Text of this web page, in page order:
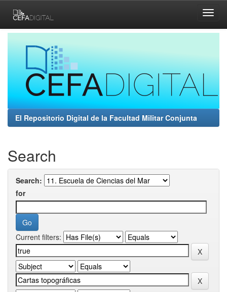
navigation
El Repositorio Digital de la Facultad Militar Conjunta
Search
Search:
for
Current filters: